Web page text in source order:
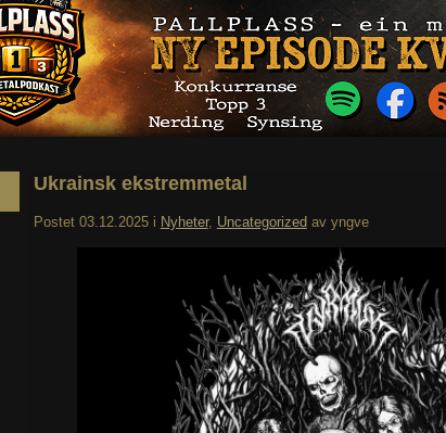
Ukrainsk ekstremmetal
Postet 03.12.2025 i Nyheter, Uncategorized av yngve